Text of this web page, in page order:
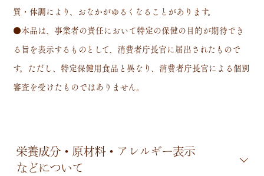
質・体調により、おなかがゆるくなることがあります。
●本品は、事業者の責任において特定の保健の目的が期待でき
る旨を表示するものとして、消費者庁長官に届出されたもので
す。ただし、特定保健用食品と異なり、消費者庁長官による個別
審査を受けたものではありません。
栄養成分・原材料・アレルギー表示
などについて